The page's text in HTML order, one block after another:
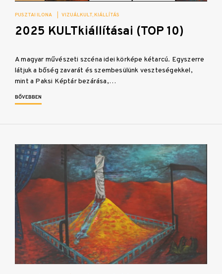
PUSZTAI ILONA VIZUÁLKULT KIÁLLÍTÁS
2025 KULTkiállításai (TOP 10)
A magyar művészeti szcéna idei körképe kétarcú. Egyszerre
látjuk a bőség zavarát és szembesülünk veszteségekkel,
mint a Paksi Képtár bezárása,…
BŐVEBBEN